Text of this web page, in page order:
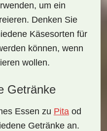
um ein
Denken Sie
Käsesorten für
können, wenn
wollen.
Getränke
Essen zu Pitaod
Getränkean.